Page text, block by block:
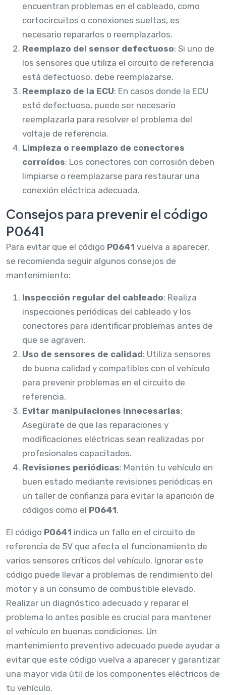
encuentran problemas en el cableado, como
cortocircuitos o conexiones sueltas, es
necesario repararlos o reemplazarlos.
Reemplazo del sensor defectuoso: Si uno de
los sensores que utiliza el circuito de referencia
está defectuoso, debe reemplazarse.
Reemplazo de la ECU: En casos donde la ECU
esté defectuosa, puede ser necesario
reemplazarla para resolver el problema del
voltaje de referencia.
Limpieza o reemplazo de conectores
corroídos: Los conectores con corrosión deben
limpiarse o reemplazarse para restaurar una
conexión eléctrica adecuada.
Consejos para prevenir el código
P0641
Para evitar que el código P0641 vuelva a aparecer,
se recomienda seguir algunos consejos de
mantenimiento:
Inspección regular del cableado: Realiza
inspecciones periódicas del cableado y los
conectores para identificar problemas antes de
que se agraven.
Uso de sensores de calidad: Utiliza sensores
de buena calidad y compatibles con el vehículo
para prevenir problemas en el circuito de
referencia.
Evitar manipulaciones innecesarias:
Asegúrate de que las reparaciones y
modificaciones eléctricas sean realizadas por
profesionales capacitados.
Revisiones periódicas: Mantén tu vehículo en
buen estado mediante revisiones periódicas en
un taller de confianza para evitar la aparición de
códigos como el P0641.
El código P0641 indica un fallo en el circuito de
referencia de 5V que afecta el funcionamiento de
varios sensores críticos del vehículo. Ignorar este
código puede llevar a problemas de rendimiento del
motor y a un consumo de combustible elevado.
Realizar un diagnóstico adecuado y reparar el
problema lo antes posible es crucial para mantener
el vehículo en buenas condiciones. Un
mantenimiento preventivo adecuado puede ayudar a
evitar que este código vuelva a aparecer y garantizar
una mayor vida útil de los componentes eléctricos de
tu vehículo.